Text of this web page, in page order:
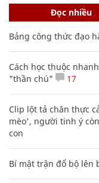
Đọc nhiều
Bảng công thức đạo
Cách học thuộc
"thần chú"
17
Clip lột tả chân thực
mèo', người tinh ý
con
Bí mật trận đổ bộ lên